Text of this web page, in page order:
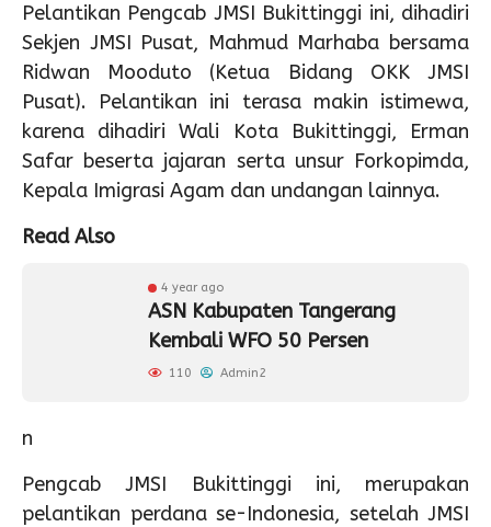
Pelantikan Pengcab JMSI Bukittinggi ini, dihadiri
Sekjen JMSI Pusat, Mahmud Marhaba bersama
Ridwan Mooduto (Ketua Bidang OKK JMSI
Pusat). Pelantikan ini terasa makin istimewa,
karena dihadiri Wali Kota Bukittinggi, Erman
Safar beserta jajaran serta unsur Forkopimda,
Kepala Imigrasi Agam dan undangan lainnya.
Read Also
4 year ago
ASN Kabupaten Tangerang
Kembali WFO 50 Persen
110 Admin2
n
Pengcab JMSI Bukittinggi ini, merupakan
pelantikan perdana se-Indonesia, setelah JMSI